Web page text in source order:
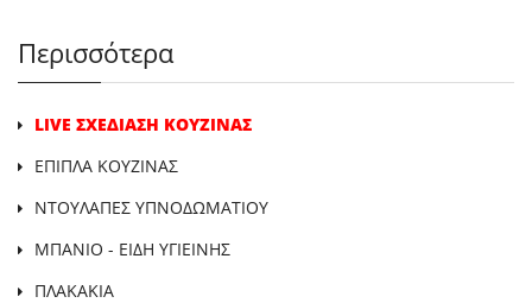
Περισσότερα
LIVE ΣΧΕΔΙΑΣΗ ΚΟΥΖΙΝΑΣ
ΕΠΙΠΛΑ ΚΟΥΖΙΝΑΣ
ΝΤΟΥΛΑΠΕΣ ΥΠΝΟΔΩΜΑΤΙΟΥ
ΜΠΑΝΙΟ - ΕΙΔΗ ΥΓΙΕΙΝΗΣ
ΠΛΑΚΑΚΙΑ